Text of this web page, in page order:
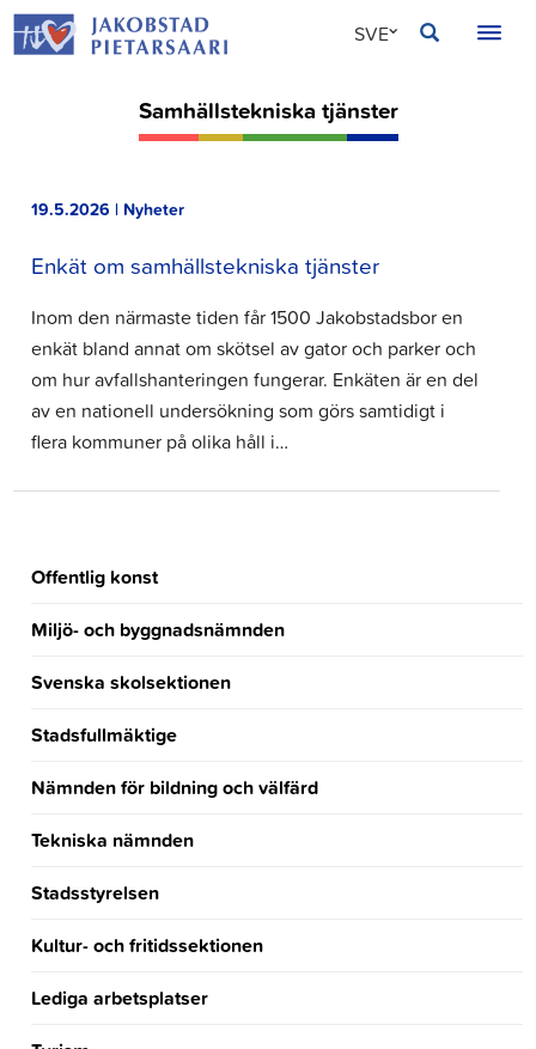
Hoppa
till
SVE
ENG
Samhällstekniska tjänster
19.5.2026 | Nyheter
Enkät om samhällstekniska tjänster
Inom den närmaste tiden får 1500 Jakobstadsbor en
enkät bland annat om skötsel av gator och parker och
om hur avfallshanteringen fungerar. Enkäten är en del
av en nationell undersökning som görs samtidigt i
flera kommuner på olika håll i…
Offentlig konst
Miljö- och byggnadsnämnden
Svenska skolsektionen
Stadsfullmäktige
Nämnden för bildning och välfärd
Tekniska nämnden
Stadsstyrelsen
Kultur- och fritidssektionen
Lediga arbetsplatser